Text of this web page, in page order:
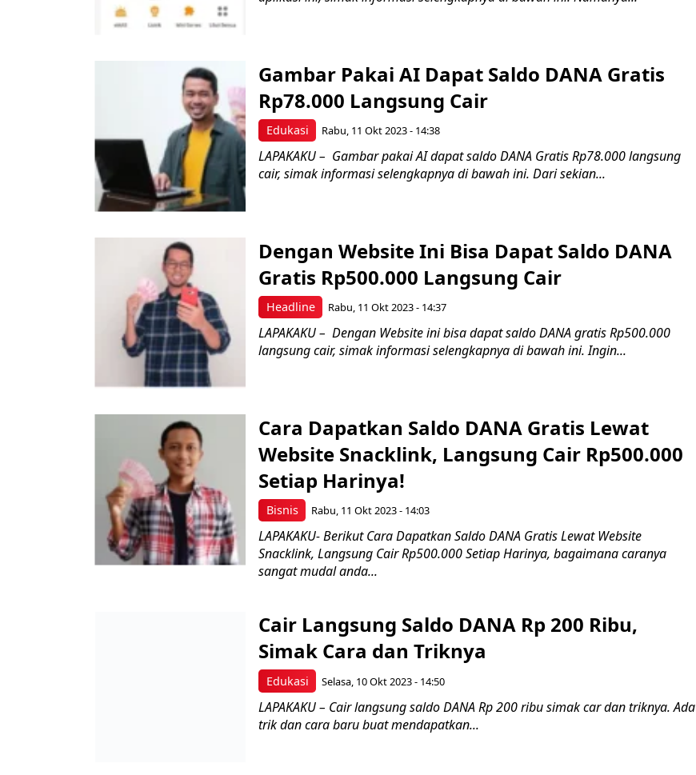
Edukasi
Gambar Pakai AI Dapat Saldo DANA Gratis
Rp78.000 Langsung Cair
Rabu, 11 Okt 2023 - 14:38
LAPAKAKU – Gambar pakai AI dapat saldo DANA Gratis Rp78.000 langsung
cair, simak informasi selengkapnya di bawah ini. Dari sekian...
Headline
Dengan Website Ini Bisa Dapat Saldo DANA
Gratis Rp500.000 Langsung Cair
Rabu, 11 Okt 2023 - 14:37
LAPAKAKU – Dengan Website ini bisa dapat saldo DANA gratis Rp500.000
langsung cair, simak informasi selengkapnya di bawah ini. Ingin...
Bisnis
Cara Dapatkan Saldo DANA Gratis Lewat
Website Snacklink, Langsung Cair Rp500.000
Setiap Harinya!
Rabu, 11 Okt 2023 - 14:03
LAPAKAKU- Berikut Cara Dapatkan Saldo DANA Gratis Lewat Website
Snacklink, Langsung Cair Rp500.000 Setiap Harinya, bagaimana caranya
sangat mudal anda...
Edukasi
Cair Langsung Saldo DANA Rp 200 Ribu,
Simak Cara dan Triknya
Selasa, 10 Okt 2023 - 14:50
LAPAKAKU – Cair langsung saldo DANA Rp 200 ribu simak car dan triknya. Ada
trik dan cara baru buat mendapatkan...